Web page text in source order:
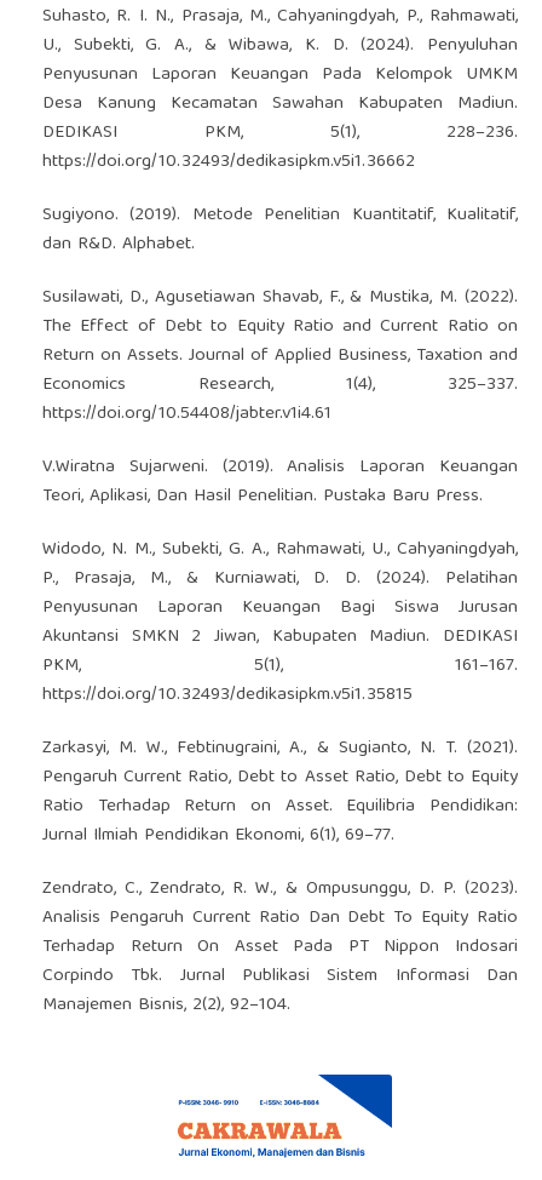
Suhasto, R. I. N., Prasaja, M., Cahyaningdyah, P., Rahmawati,
U., Subekti, G. A., & Wibawa, K. D. (2024). Penyuluhan
Penyusunan Laporan Keuangan Pada Kelompok UMKM
Desa Kanung Kecamatan Sawahan Kabupaten Madiun.
DEDIKASI PKM, 5(1), 228–236.
https://doi.org/10.32493/dedikasipkm.v5i1.36662
Sugiyono. (2019). Metode Penelitian Kuantitatif, Kualitatif,
dan R&D. Alphabet.
Susilawati, D., Agusetiawan Shavab, F., & Mustika, M. (2022).
The Effect of Debt to Equity Ratio and Current Ratio on
Return on Assets. Journal of Applied Business, Taxation and
Economics Research, 1(4), 325–337.
https://doi.org/10.54408/jabter.v1i4.61
V.Wiratna Sujarweni. (2019). Analisis Laporan Keuangan
Teori, Aplikasi, Dan Hasil Penelitian. Pustaka Baru Press.
Widodo, N. M., Subekti, G. A., Rahmawati, U., Cahyaningdyah,
P., Prasaja, M., & Kurniawati, D. D. (2024). Pelatihan
Penyusunan Laporan Keuangan Bagi Siswa Jurusan
Akuntansi SMKN 2 Jiwan, Kabupaten Madiun. DEDIKASI
PKM, 5(1), 161–167.
https://doi.org/10.32493/dedikasipkm.v5i1.35815
Zarkasyi, M. W., Febtinugraini, A., & Sugianto, N. T. (2021).
Pengaruh Current Ratio, Debt to Asset Ratio, Debt to Equity
Ratio Terhadap Return on Asset. Equilibria Pendidikan:
Jurnal Ilmiah Pendidikan Ekonomi, 6(1), 69–77.
Zendrato, C., Zendrato, R. W., & Ompusunggu, D. P. (2023).
Analisis Pengaruh Current Ratio Dan Debt To Equity Ratio
Terhadap Return On Asset Pada PT Nippon Indosari
Corpindo Tbk. Jurnal Publikasi Sistem Informasi Dan
Manajemen Bisnis, 2(2), 92–104.